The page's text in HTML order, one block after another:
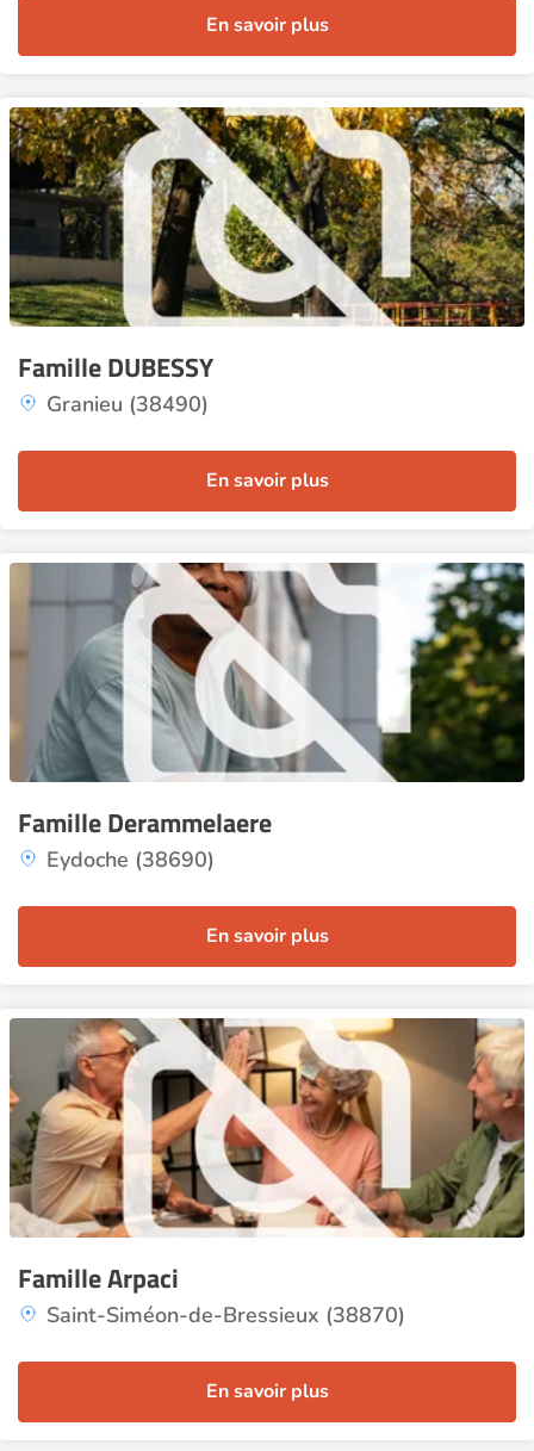
En savoir plus
Famille DUBESSY
Granieu (38490)
En savoir plus
Famille Derammelaere
Eydoche (38690)
En savoir plus
Famille Arpaci
Saint-Siméon-de-Bressieux (38870)
En savoir plus